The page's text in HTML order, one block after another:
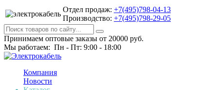
Отдел продаж: +7(495)798-04-13
Производство: +7(495)798-29-05
Принимаем оптовые заказы от 20000 руб.
Мы работаем: Пн - Пт: 9:00 - 18:00
Компания
Новости